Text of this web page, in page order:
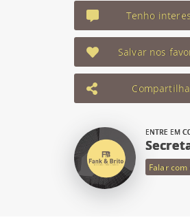
Tenho
Salvar nos
ENTRE EM
Falar